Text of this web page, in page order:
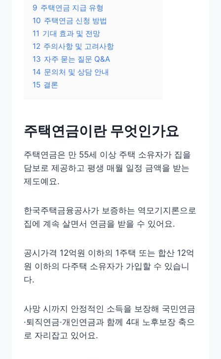
9 주택연금 지급 유형
10 주택연금 신청 방법
11 기대 효과 및 전망
12 주의사항 및 고려사항
13 자주 묻는 질문 Q&A
14 문의처 및 상담 안내
15 결론
주택연금이란 무엇인가요
주택연금은 만 55세 이상 주택 소유자가 집을
담보로 제공하고 평생 매월 일정 금액을 받는
제도예요.
한국주택금융공사가 보증하는 역모기지론으로
집에 계속 살면서 연금을 받을 수 있어요.
공시가격 12억원 이하의 1주택 또는 합산 12억
원 이하의 다주택 소유자가 가입할 수 있습니
다.
사망 시까지 안정적인 소득을 보장해 국민연금
·퇴직연금·개인연금과 함께 4대 노후보장 축으
로 자리잡고 있어요.